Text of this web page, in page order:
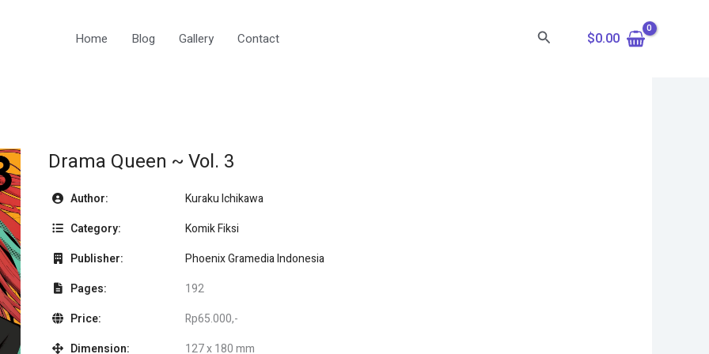
Home Blog Gallery Contact Search $0.00
Drama Queen ~ Vol. 3
Author:
Kuraku Ichikawa
Category:
Komik Fiksi
Publisher:
Phoenix Gramedia Indonesia
Pages:
192
Price:
Rp65.000,-
Dimension:
127 x 180 mm